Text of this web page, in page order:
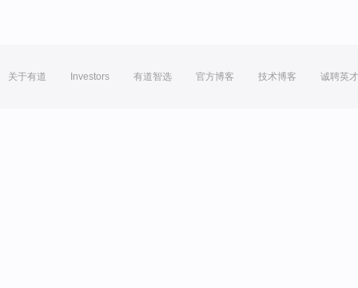
关于有道 Investors 有道智选 官方博客 技术博客 诚聘英才